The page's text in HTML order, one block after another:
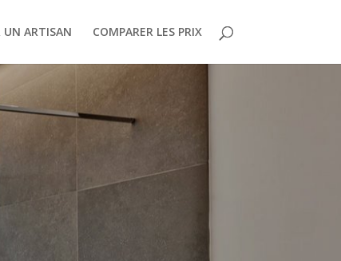
UN ARTISAN COMPARER LES PRIX